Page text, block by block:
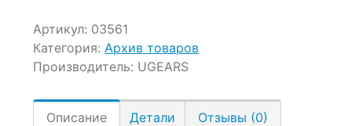
Артикул: 03561
Категория: Архив товаров
Производитель: UGEARS
Описание Детали Отзывы (0)